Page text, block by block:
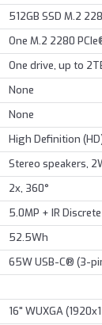
512GB SSD M.2
One M.2 2280
One drive, up to
None
None
High Definition
Stereo speakers,
2x, 360°
5.0MP + IR
52.5Wh
65W USB-C® (3-
16" WUXGA